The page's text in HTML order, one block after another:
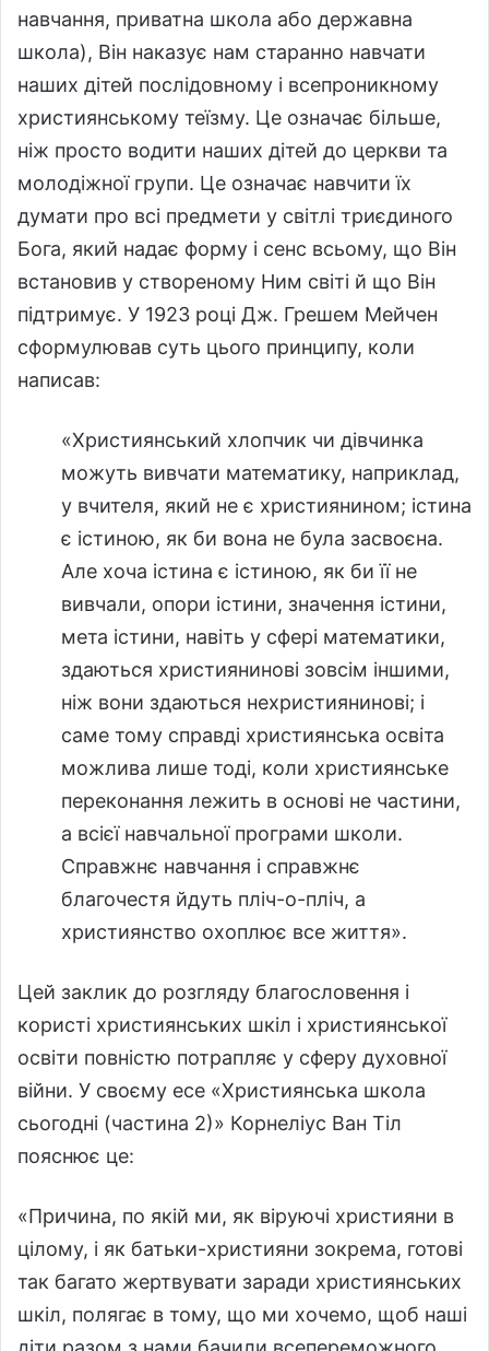
навчання, приватна школа або державна
школа), Він наказує нам старанно навчати
наших дітей послідовному і всепроникному
християнському теїзму. Це означає більше,
ніж просто водити наших дітей до церкви та
молодіжної групи. Це означає навчити їх
думати про всі предмети у світлі триєдиного
Бога, який надає форму і сенс всьому, що Він
встановив у створеному Ним світі й що Він
підтримує. У 1923 році Дж. Грешем Мейчен
сформулював суть цього принципу, коли
написав:
«Християнський хлопчик чи дівчинка
можуть вивчати математику, наприклад,
у вчителя, який не є християнином; істина
є істиною, як би вона не була засвоєна.
Але хоча істина є істиною, як би її не
вивчали, опори істини, значення істини,
мета істини, навіть у сфері математики,
здаються християнинові зовсім іншими,
ніж вони здаються нехристиянинові; і
саме тому справді християнська освіта
можлива лише тоді, коли християнське
переконання лежить в основі не частини,
а всієї навчальної програми школи.
Справжнє навчання і справжнє
благочестя йдуть пліч-о-пліч, а
християнство охоплює все життя».
Цей заклик до розгляду благословення і
користі християнських шкіл і християнської
освіти повністю потрапляє у сферу духовної
війни. У своєму есе «Християнська школа
сьогодні (частина 2)» Корнеліус Ван Тіл
пояснює це:
«Причина, по якій ми, як віруючі християни в
цілому, і як батьки-християни зокрема, готові
так багато жертвувати заради християнських
шкіл, полягає в тому, що ми хочемо, щоб наші